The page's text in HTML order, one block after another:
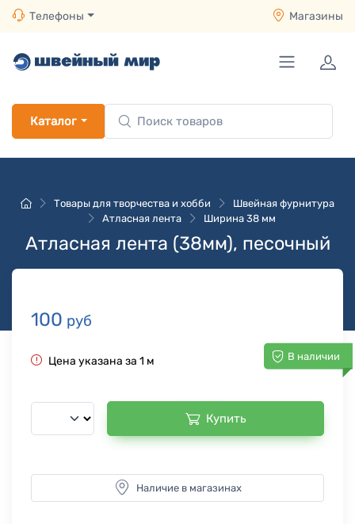
Телефоны Магазины
Каталог
Товары для творчества и хобби
Швейная фурнитура
Атласная лента
Ширина 38 мм
Атласная лента (38мм), песочный
100 руб
В наличии
Цена указана за 1 м
Купить
Наличие в магазинах